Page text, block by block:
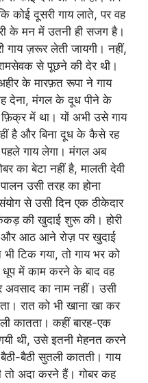
कोई दूसरी गाय लाते, पर वह
के मन में उतनी ही सजग है।
गाय ज़रूर लेती जायगी। नहीं,
से पूछने की देर थी।
के मारफ़त रूपा ने गाय
देना, मंगल के दूध पीने के
फ़िक्र में था। यों अभी उसे गाय
है और बिना दूध के कैसे रह
गाय लेगा। मंगल अब
का बेटा नहीं है, मालती देवी
उसी तरह का होना
से उसी दिन एक ठीकेदार
की खुदाई शुरू की। होरी
और आठ आने रोज़ पर खुदाई
टिक गया, तो गाय भर को
में काम करने के बाद वह
का नाम नहीं। उसी
रात को भी खाना खा कर
कातता। कहीं बारह-एक
थी, उसे इतनी मेहनत करने
बैठी सुतली कातती। गाय
तो अदा करने हैं। गोबर कह